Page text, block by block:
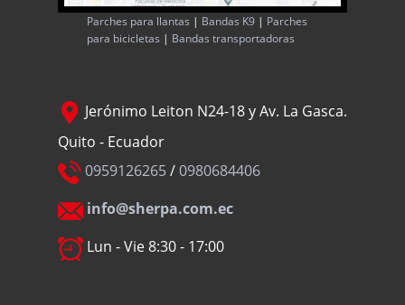
Parches para llantas | Bandas K9 | Parches
para bicicletas | Bandas transportadoras
Jerónimo Leiton N24-18 y Av. La Gasca.
Quito - Ecuador
0959126265/0980684406
info@sherpa.com.ec
Lun - Vie 8:30 - 17:00